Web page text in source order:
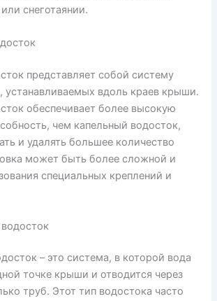
снеготаянии.
представляет собой систему
устанавливаемых вдоль краев крыши.
обеспечивает более высокую
чем капельный водосток,
и удалять большее количество
может быть более сложной и
специальных креплений и
– это система, в которой вода
точке крыши и отводится через
труб. Этот тип водостока часто